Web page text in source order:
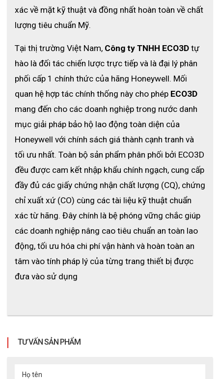
xác về mặt kỹ thuật và đồng nhất hoàn toàn về chất
lượng tiêu chuẩn Mỹ.
Tại thị trường Việt Nam, Công ty TNHH ECO3D tự
hào là đối tác chiến lược trực tiếp và là đại lý phân
phối cấp 1 chính thức của hãng Honeywell. Mối
quan hệ hợp tác chính thống này cho phép ECO3D
mang đến cho các doanh nghiệp trong nước danh
mục giải pháp bảo hộ lao động toàn diện của
Honeywell với chính sách giá thành cạnh tranh và
tối ưu nhất. Toàn bộ sản phẩm phân phối bởi ECO3D
đều được cam kết nhập khẩu chính ngạch, cung cấp
đầy đủ các giấy chứng nhận chất lượng (CQ), chứng
chỉ xuất xứ (CO) cùng các tài liệu kỹ thuật chuẩn
xác từ hãng. Đây chính là bệ phóng vững chắc giúp
các doanh nghiệp nâng cao tiêu chuẩn an toàn lao
động, tối ưu hóa chi phí vận hành và hoàn toàn an
tâm vào tính pháp lý của từng trang thiết bị được
đưa vào sử dụng
TƯ VẤN SẢN PHẨM
Họ tên